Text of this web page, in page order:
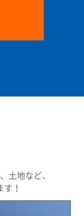
土地など、
！